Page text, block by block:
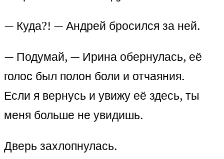
— Куда?! — Андрей бросился за ней.
— Подумай, — Ирина обернулась, её
голос был полон боли и отчаяния. —
Если я вернусь и увижу её здесь, ты
меня больше не увидишь.
Дверь захлопнулась.